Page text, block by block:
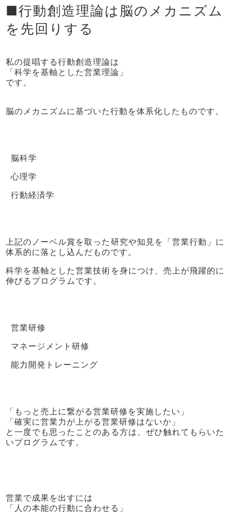
■行動創造理論は脳のメカニズム
を先回りする
私の提唱する行動創造理論は
「科学を基軸とした営業理論」
です。
脳のメカニズムに基づいた行動を体系化したものです。
脳科学
心理学
行動経済学
上記のノーベル賞を取った研究や知見を「営業行動」に
体系的に落とし込んだものです。
科学を基軸とした営業技術を身につけ、売上が飛躍的に
伸びるプログラムです。
営業研修
マネージメント研修
能力開発トレーニング
「もっと売上に繋がる営業研修を実施したい」
「確実に営業力が上がる営業研修はないか」
と一度でも思ったことのある方は、ぜひ触れてもらいた
いプログラムです。
営業で成果を出すには
「人の本能の行動に合わせる」